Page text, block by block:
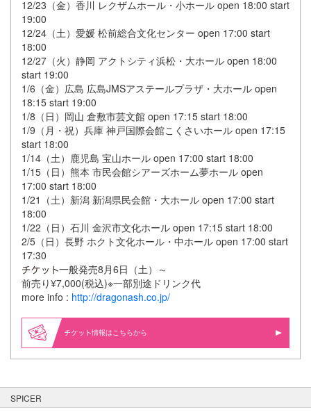
12/23（金）香川 レクザムホール・小ホール open 18:00 start
19:00
12/24（土）愛媛 松前総合文化センター open 17:00 start
18:00
12/27（火）静岡 アクトシティ浜松・大ホール open 18:00
start 19:00
1/6（金）広島 広島JMSアステールプラザ・大ホール open
18:15 start 19:00
1/8（日）岡山 倉敷市芸文館 open 17:15 start 18:00
1/9（月・祝）兵庫 神戸国際会館こくさいホール open 17:15
start 18:00
1/14（土）鹿児島 宝山ホール open 17:00 start 18:00
1/15（日）熊本 市民会館シアーズホーム夢ホール open
17:00 start 18:00
1/21（土）新潟 新潟県民会館・大ホール open 17:00 start
18:00
1/22（日）石川 金沢市文化ホール open 17:15 start 18:00
2/5（日）長野 ホクト文化ホール・中ホール open 17:00 start
17:30
一般発売8月6日（土）～
前売り¥7,000(税込)※一部別途ドリンク代
more info : http://dragonash.co.jp/
情報はこちらから
SPICER